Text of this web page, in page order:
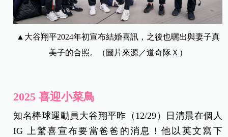
▲大谷翔平2024年初宣布結婚喜訊，之後也曬出與妻子真
美子的合照。（圖片來源／道奇隊Ｘ）
2025 喜迎小菜鳥
知名棒球運動員大谷翔平昨（12/29）日清晨在個人
IG 上驚喜宣布要當爸爸的消息！他以英文寫下